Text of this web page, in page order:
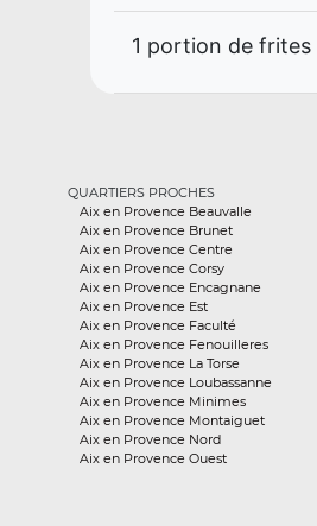
1 portion de frites
QUARTIERS PROCHES
Aix en Provence Beauvalle
Aix en Provence Brunet
Aix en Provence Centre
Aix en Provence Corsy
Aix en Provence Encagnane
Aix en Provence Est
Aix en Provence Faculté
Aix en Provence Fenouilleres
Aix en Provence La Torse
Aix en Provence Loubassanne
Aix en Provence Minimes
Aix en Provence Montaiguet
Aix en Provence Nord
Aix en Provence Ouest